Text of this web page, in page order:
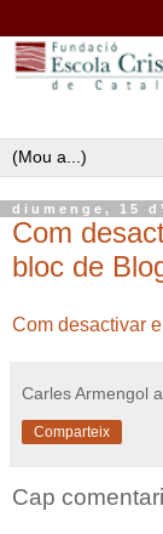
diumenge, 15
Com
bloc de
Com desactivar
Carles Armengol a
Comparteix
Cap